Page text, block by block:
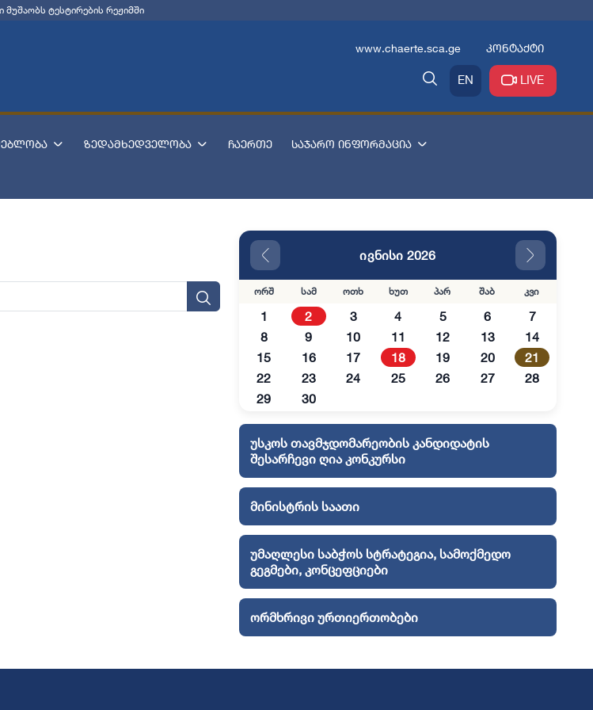
მუშაობს ტესტირების რეჟიმში
www.chaerte.sca.ge კონტაქტი
EN LIVE
ზედამხედველობა ჩაერთე საჯარო ინფორმაცია
ივნისი 2026
ორშ სამ ოთხ ხუთ პარ შაბ კვი
1 2 3 4 5 6
7
8
9 10 11 12 13
14
15
16 17 18 19 20
21
22
23 24 25 26 27
28
29
30
უსკოს თავმჯდომარეობის კანდიდატის
შესარჩევი ღია კონკურსი
მინისტრის საათი
უმაღლესი საბჭოს სტრატეგია, სამოქმედო
გეგმები, კონცეფციები
ორმხრივი ურთიერთობები